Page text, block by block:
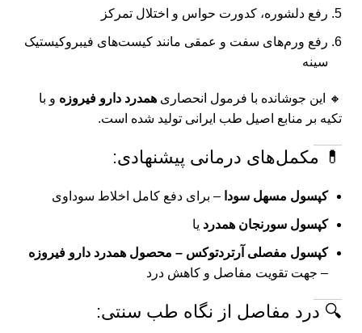
رفع دلشوره، کدورت حواس و اختلال تمرکز
رفع ورم‌های سفت و عمقی مانند کیست‌های فیبروکیستیک
سینه
🔸 این جوشانده با فرمول انحصاری همدرد دارو فیروزه و با
تکیه بر منابع اصیل طب ایرانی تولید شده است.
💊 مکمل‌های درمانی پیشنهادی:
کپسول مسهل سودا – برای دفع کامل اخلاط سوداوی
کپسول سورنجان همدرد یا
کپسول مفصلی آرتردتوکس – محصول همدرد دارو فیروزه
– جهت تقویت مفاصل و کاهش درد
🔍 درد مفاصل از نگاه طب سنتی: